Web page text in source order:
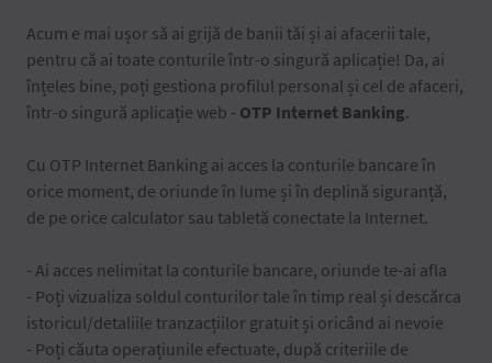
Acum e mai ușor să ai grijă de banii tăi și ai afacerii tale,
pentru că ai toate conturile într-o singură aplicație! Da, ai
înțeles bine, poți gestiona profilul personal și cel de afaceri,
într-o singură aplicație web - OTP Internet Banking.
Cu OTP Internet Banking ai acces la conturile bancare în
orice moment, de oriunde în lume și în deplină siguranță,
de pe orice calculator sau tabletă conectate la Internet.
- Ai acces nelimitat la conturile bancare, oriunde te-ai afla
- Poți vizualiza soldul conturilor tale în timp real și descărca
istoricul/detaliile tranzacțiilor gratuit și oricând ai nevoie
- Poți căuta operațiunile efectuate, după criteriile de